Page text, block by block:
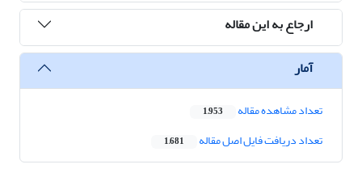
ارجاع به این مقاله
آمار
تعداد مشاهده مقاله 1,953
تعداد دریافت فایل اصل مقاله 1,681